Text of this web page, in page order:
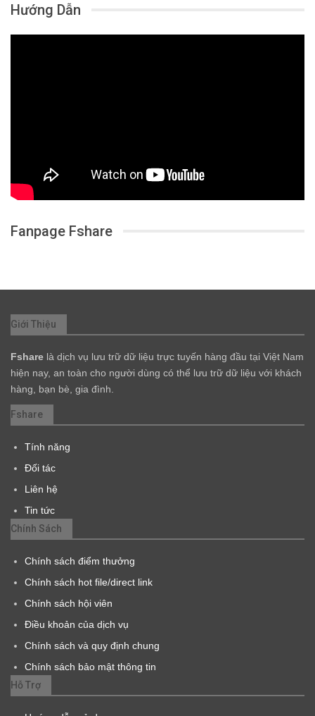
Hướng Dẫn
Fanpage Fshare
Giới Thiệu
Fshare là dịch vụ lưu trữ dữ liệu trực tuyến hàng đầu tại Việt Nam
hiện nay, an toàn cho người dùng có thể lưu trữ dữ liệu với khách
hàng, bạn bè, gia đình.
Fshare
Tính năng
Đối tác
Liên hệ
Tin tức
Chính Sách
Chính sách điểm thưởng
Chính sách hot file/direct link
Chính sách hội viên
Điều khoản của dịch vụ
Chính sách và quy định chung
Chính sách bảo mật thông tin
Hỗ Trợ